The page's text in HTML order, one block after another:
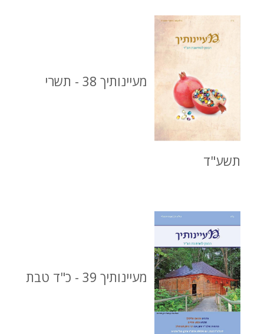
מעיינותיך 38 - תשרי
תשע"ד
מעיינותיך 39 - כ"ד טבת